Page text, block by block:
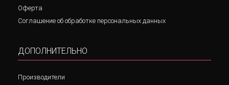
Оферта
Соглашение об обработке персональных данных
ДОПОЛНИТЕЛЬНО
Производители